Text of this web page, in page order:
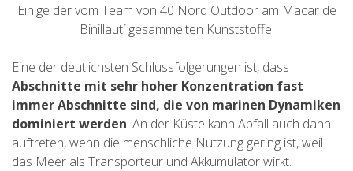
Einige der vom Team von 40 Nord Outdoor am Macar de
Binillautí gesammelten Kunststoffe.
Eine der deutlichsten Schlussfolgerungen ist, dass
Abschnitte mit sehr hoher Konzentration fast
immer Abschnitte sind, die von marinen Dynamiken
dominiert werden. An der Küste kann Abfall auch dann
auftreten, wenn die menschliche Nutzung gering ist, weil
das Meer als Transporteur und Akkumulator wirkt.